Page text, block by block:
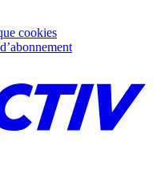
cookies